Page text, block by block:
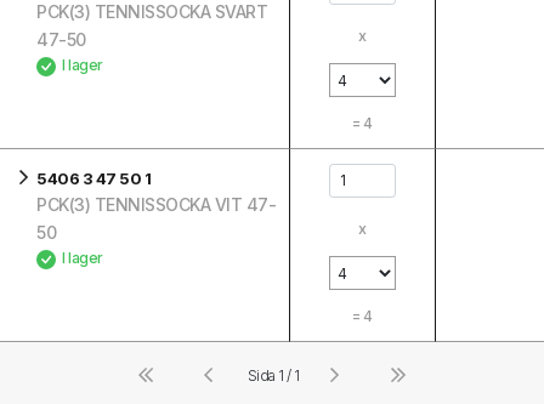
PCK(3) TENNISSOCKA SVART
47-50
I lager
x
=4
5406 3 47 50 1
PCK(3) TENNISSOCKA VIT 47-
50
I lager
x
=4
Sida 1 / 1